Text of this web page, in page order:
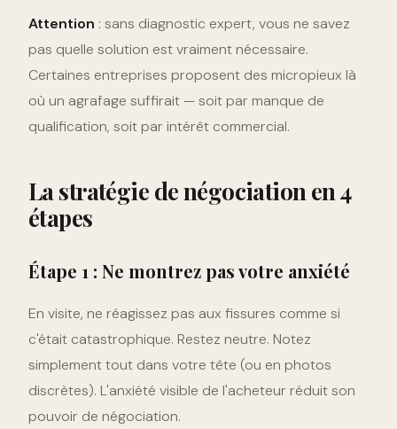
Attention : sans diagnostic expert, vous ne savez
pas quelle solution est vraiment nécessaire.
Certaines entreprises proposent des micropieux là
où un agrafage suffirait — soit par manque de
qualification, soit par intérêt commercial.
La stratégie de négociation en 4
étapes
Étape 1 : Ne montrez pas votre anxiété
En visite, ne réagissez pas aux fissures comme si
c'était catastrophique. Restez neutre. Notez
simplement tout dans votre tête (ou en photos
discrètes). L'anxiété visible de l'acheteur réduit son
pouvoir de négociation.